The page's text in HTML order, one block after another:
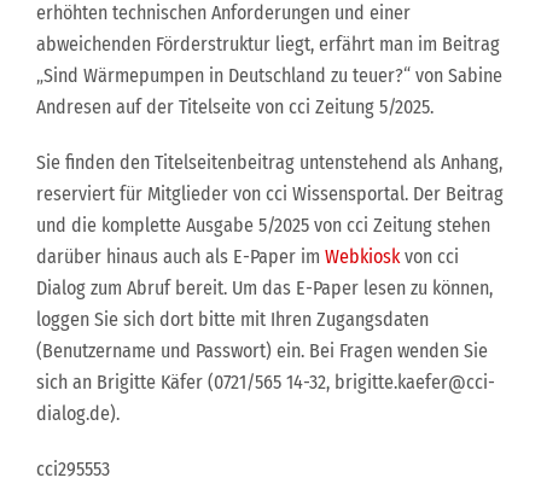
erhöhten technischen Anforderungen und einer
abweichenden Förderstruktur liegt, erfährt man im Beitrag
„Sind Wärmepumpen in Deutschland zu teuer?“ von Sabine
Andresen auf der Titelseite von cci Zeitung 5/2025.
Sie finden den Titelseitenbeitrag untenstehend als Anhang,
reserviert für Mitglieder von cci Wissensportal. Der Beitrag
und die komplette Ausgabe 5/2025 von cci Zeitung stehen
darüber hinaus auch als E-Paper im Webkioskvon cci
Dialog zum Abruf bereit. Um das E-Paper lesen zu können,
loggen Sie sich dort bitte mit Ihren Zugangsdaten
(Benutzername und Passwort) ein. Bei Fragen wenden Sie
sich an Brigitte Käfer (0721/565 14-32, brigitte.kaefer@cci-
dialog.de).
cci295553